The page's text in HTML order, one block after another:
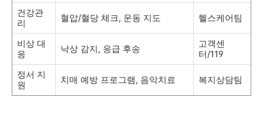
건강관
리
혈압/혈당 체크, 운동 지도 헬스케어팀
비상 대
응
낙상 감지, 응급 후송
고객센
터/119
정서 지
원
치매 예방 프로그램, 음악치료 복지상담팀